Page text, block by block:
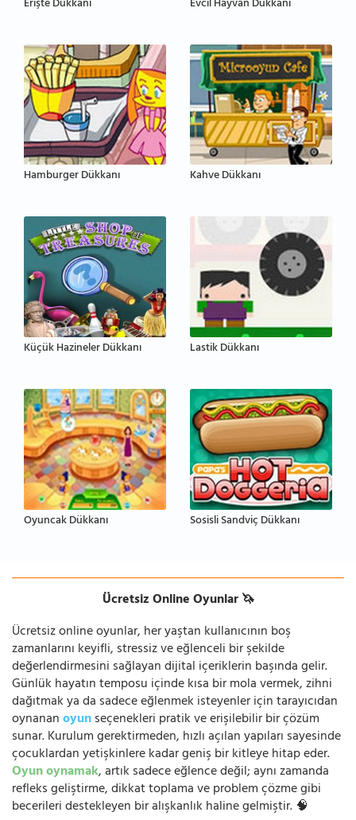
Hamburger Dükkanı Kahve Dükkanı
Küçük Hazineler Dükkanı Lastik Dükkanı
Oyuncak Dükkanı Sosisli Sandviç Dükkanı
Ücretsiz Online Oyunlar 🦄
Ücretsiz online oyunlar, her yaştan kullanıcının boş
zamanlarını keyifli, stressiz ve eğlenceli bir şekilde
değerlendirmesini sağlayan dijital içeriklerin başında gelir.
Günlük hayatın temposu içinde kısa bir mola vermek, zihni
dağıtmak ya da sadece eğlenmek isteyenler için tarayıcıdan
oynananoyunseçenekleri pratik ve erişilebilir bir çözüm
sunar. Kurulum gerektirmeden, hızlı açılan yapıları sayesinde
çocuklardan yetişkinlere kadar geniş bir kitleye hitap eder.
Oyun oynamak, artık sadece eğlence değil; aynı zamanda
refleks geliştirme, dikkat toplama ve problem çözme gibi
becerileri destekleyen bir alışkanlık haline gelmiştir. 🧠